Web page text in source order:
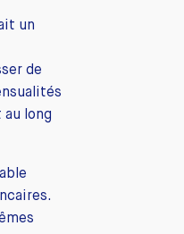
un
de
long